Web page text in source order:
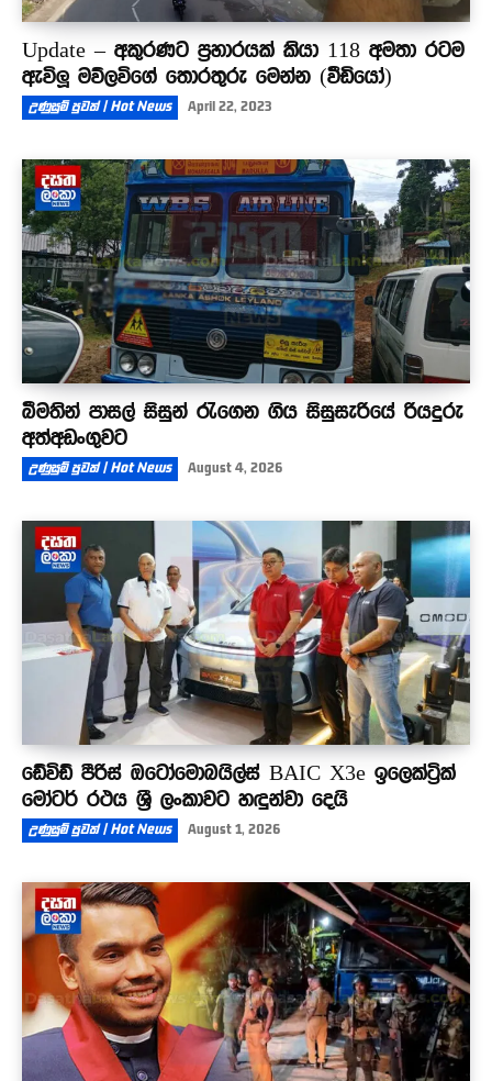
Update – අකුරණට ප්‍රහාරයක් කියා 118 අමතා රටම
ඇවිලූ මව්ලවිගේ තොරතුරු මෙන්න (වීඩියෝ)
උණුසුම් පුවත් | Hot News April 22, 2023
බීමතින් පාසල් සිසුන් රැගෙන ගිය සිසුසැරියේ රියදුරු
අත්අඩංගුවට
උණුසුම් පුවත් | Hot News August 4, 2026
ඩේවිඩ් පීරිස් ඔටෝමොබයිල්ස් BAIC X3e ඉලෙක්ට්‍රික්
මෝටර් රථය ශ්‍රී ලංකාවට හඳුන්වා දෙයි
උණුසුම් පුවත් | Hot News August 1, 2026